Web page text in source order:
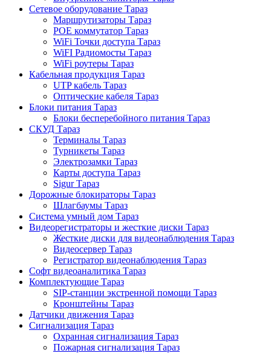
Сетевое оборудование Тараз
Маршрутизаторы Тараз
POE коммутатор Тараз
WiFi Точки доступа Тараз
WiFI Радиомосты Тараз
WiFi роутеры Тараз
Кабельная продукция Тараз
UTP кабель Тараз
Оптические кабеля Тараз
Блоки питания Тараз
Блоки бесперебойного питания Тараз
СКУД Тараз
Терминалы Тараз
Турникеты Тараз
Электрозамки Тараз
Карты доступа Тараз
Sigur Тараз
Дорожные блокираторы Тараз
Шлагбаумы Тараз
Система умный дом Тараз
Видеорегистраторы и жесткие диски Тараз
Жесткие диски для видеонаблюдения Тараз
Видеосервер Тараз
Регистратор видеонаблюдения Тараз
Софт видеоаналитика Тараз
Комплектующие Тараз
SIP-станции экстренной помощи Тараз
Кронштейны Тараз
Датчики движения Тараз
Сигнализация Тараз
Охранная сигнализация Тараз
Пожарная сигнализация Тараз